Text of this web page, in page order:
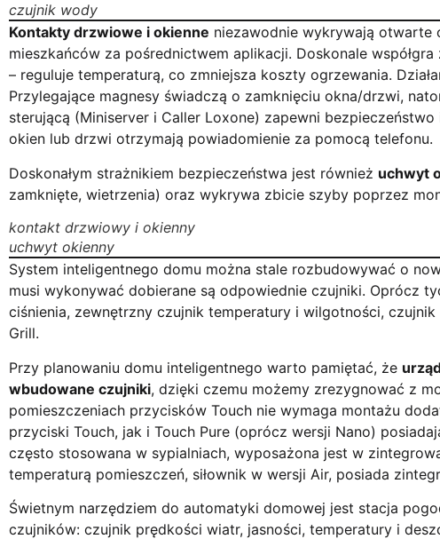
czujnik wody
Kontakty drzwiowe i okienne niezawodnie wykrywają otwarte
mieszkańców za pośrednictwem aplikacji. Doskonale
– reguluje temperaturą, co zmniejsza koszty ogrzewania.
Przylegające magnesy świadczą o zamknięciu okna/drzwi,
sterującą (Miniserver i Caller Loxone) zapewni
okien lub drzwi otrzymają powiadomienie za pomocą telefonu.
Doskonałym strażnikiem bezpieczeństwa jest również uchwyt
zamknięte, wietrzenia) oraz wykrywa zbicie szyby poprzez
kontakt drzwiowy i okienny
uchwyt okienny
System inteligentnego domu można stale rozbudowywać o
musi wykonywać dobierane są odpowiednie czujniki. Oprócz
ciśnienia, zewnętrzny czujnik temperatury i wilgotności,
Grill.
Przy planowaniu domu inteligentnego warto pamiętać, że
wbudowane czujniki, dzięki czemu możemy zrezygnować z
pomieszczeniach przycisków Touch nie wymaga montażu
przyciski Touch, jak i Touch Pure (oprócz wersji Nano)
często stosowana w sypialniach, wyposażona jest w
temperaturą pomieszczeń, siłownik w wersji Air, posiada
Świetnym narzędziem do automatyki domowej jest stacja
czujników: czujnik prędkości wiatr, jasności, temperatury i